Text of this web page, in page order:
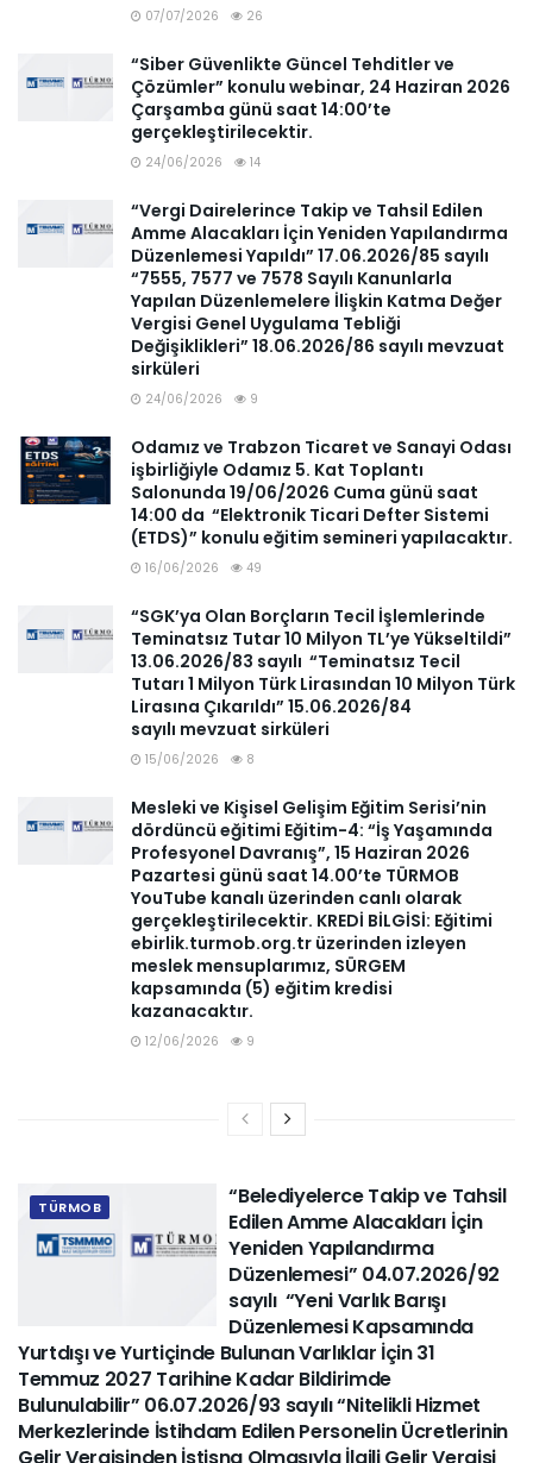
07/07/2026 26
“Siber Güvenlikte Güncel Tehditler ve
Çözümler” konulu webinar, 24 Haziran 2026
Çarşamba günü saat 14:00’te
gerçekleştirilecektir.
24/06/2026 14
“Vergi Dairelerince Takip ve Tahsil Edilen
Amme Alacakları İçin Yeniden Yapılandırma
Düzenlemesi Yapıldı” 17.06.2026/85 sayılı
“7555, 7577 ve 7578 Sayılı Kanunlarla
Yapılan Düzenlemelere İlişkin Katma Değer
Vergisi Genel Uygulama Tebliği
Değişiklikleri” 18.06.2026/86 sayılı mevzuat
sirküleri
24/06/2026 9
Odamız ve Trabzon Ticaret ve Sanayi Odası
işbirliğiyle Odamız 5. Kat Toplantı
Salonunda 19/06/2026 Cuma günü saat
14:00 da “Elektronik Ticari Defter Sistemi
(ETDS)” konulu eğitim semineri yapılacaktır.
16/06/2026 49
“SGK’ya Olan Borçların Tecil İşlemlerinde
Teminatsız Tutar 10 Milyon TL’ye Yükseltildi”
13.06.2026/83 sayılı “Teminatsız Tecil
Tutarı 1 Milyon Türk Lirasından 10 Milyon Türk
Lirasına Çıkarıldı” 15.06.2026/84
sayılı mevzuat sirküleri
15/06/2026 8
Mesleki ve Kişisel Gelişim Eğitim Serisi’nin
dördüncü eğitimi Eğitim-4: “İş Yaşamında
Profesyonel Davranış”, 15 Haziran 2026
Pazartesi günü saat 14.00’te TÜRMOB
YouTube kanalı üzerinden canlı olarak
gerçekleştirilecektir. KREDİ BİLGİSİ: Eğitimi
ebirlik.turmob.org.tr üzerinden izleyen
meslek mensuplarımız, SÜRGEM
kapsamında (5) eğitim kredisi
kazanacaktır.
12/06/2026 9
TÜRMOB
“Belediyelerce Takip ve Tahsil
Edilen Amme Alacakları İçin
Yeniden Yapılandırma
Düzenlemesi” 04.07.2026/92
sayılı “Yeni Varlık Barışı
Düzenlemesi Kapsamında
Yurtdışı ve Yurtiçinde Bulunan Varlıklar İçin 31
Temmuz 2027 Tarihine Kadar Bildirimde
Bulunulabilir” 06.07.2026/93 sayılı “Nitelikli Hizmet
Merkezlerinde İstihdam Edilen Personelin Ücretlerinin